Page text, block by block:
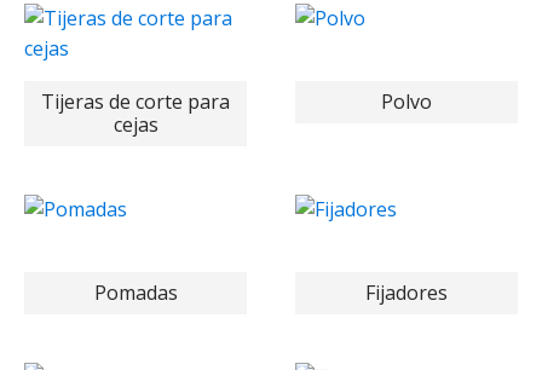
Tijeras de corte para
cejas
Polvo
Pomadas Fijadores
clear - j lash